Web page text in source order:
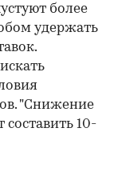
более
удержать
"Снижение
10-